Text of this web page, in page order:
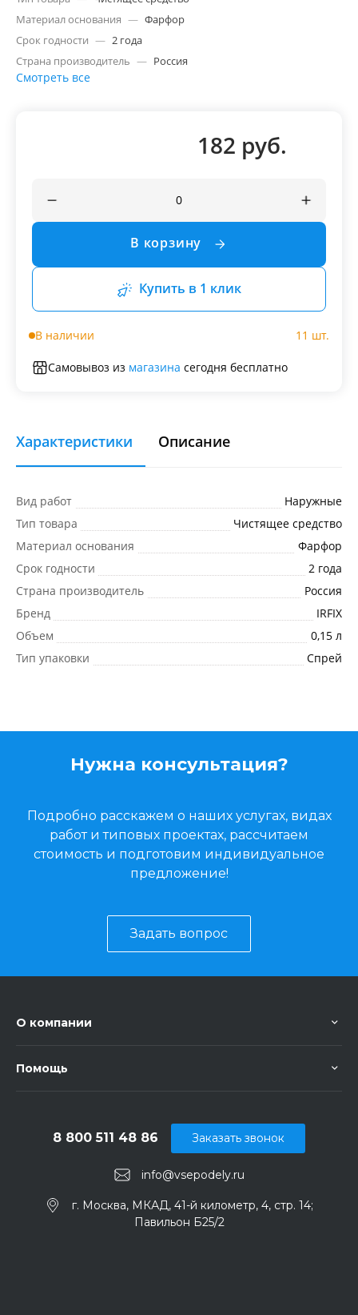
Материал основания — Фарфор
Срок годности — 2 года
Страна производитель — Россия
Смотреть все
182 руб.
В корзину
Купить в 1 клик
В наличии 11 шт.
Самовывоз из магазина сегодня бесплатно
Характеристики Описание
Вид работ
Наружные
Тип товара
Чистящее средство
Материал основания
Фарфор
Срок годности
2 года
Страна производитель
Россия
Бренд
IRFIX
Объем
0,15 л
Тип упаковки
Спрей
Нужна консультация?
Подробно расскажем о наших услугах, видах
работ и типовых проектах, рассчитаем
стоимость и подготовим индивидуальное
предложение!
Задать вопрос
О компании
Помощь
info@vsepodely.ru
8 800 511 48 86
г. Москва, МКАД, 41-й километр, 4, стр. 14;
Павильон Б25/2
Заказать звонок